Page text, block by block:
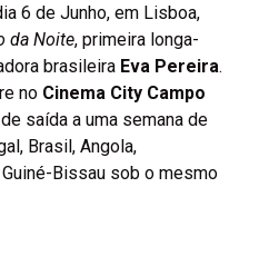
6 de Junho, em Lisboa,
da Noite, primeira longa-
brasileira Eva Pereira.
no Cinema City Campo
saída a uma semana de
Brasil, Angola,
Bissau sob o mesmo